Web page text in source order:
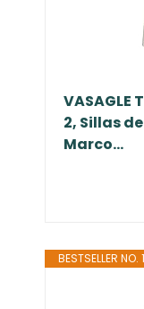
VASAGLE
2, Sillas
Marco...
BESTSELLER NO.